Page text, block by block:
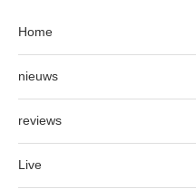
Home
nieuws
reviews
Live